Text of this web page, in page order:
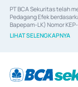
PT BCA Sekuritas telah
Pedagang Efek
Bapepam-LK) Nomor
06/D.04/2014 tanggal 28
Efek berdasarkan surat
berdasarkan surat
67/PM.21/2017 tanggal 3
LIHAT SELENGKAPNYA